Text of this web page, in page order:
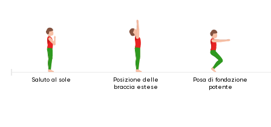
Saluto al sole
Posizione delle
braccia estese
Posa di fondazione
potente